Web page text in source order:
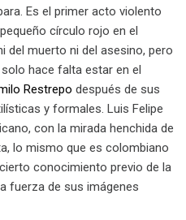
Es el primer acto violento
círculo rojo en el
del muerto ni del asesino, pero
hace falta estar en el
Restrepo después de sus
y formales. Luis Felipe
con la mirada henchida de
lo mismo que es colombiano
conocimiento previo de la
fuerza de sus imágenes